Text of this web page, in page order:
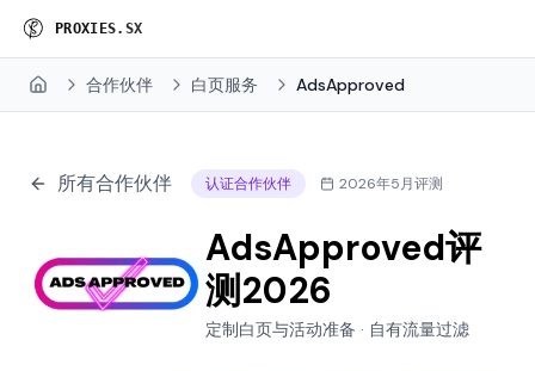
PROXI ES. SX
Home 合作伙伴 白页服务 AdsApproved
所有合作伙伴 认证合作伙伴 2026年5月评测
AdsApproved评
测2026
定制白页与活动准备 · 自有流量过滤